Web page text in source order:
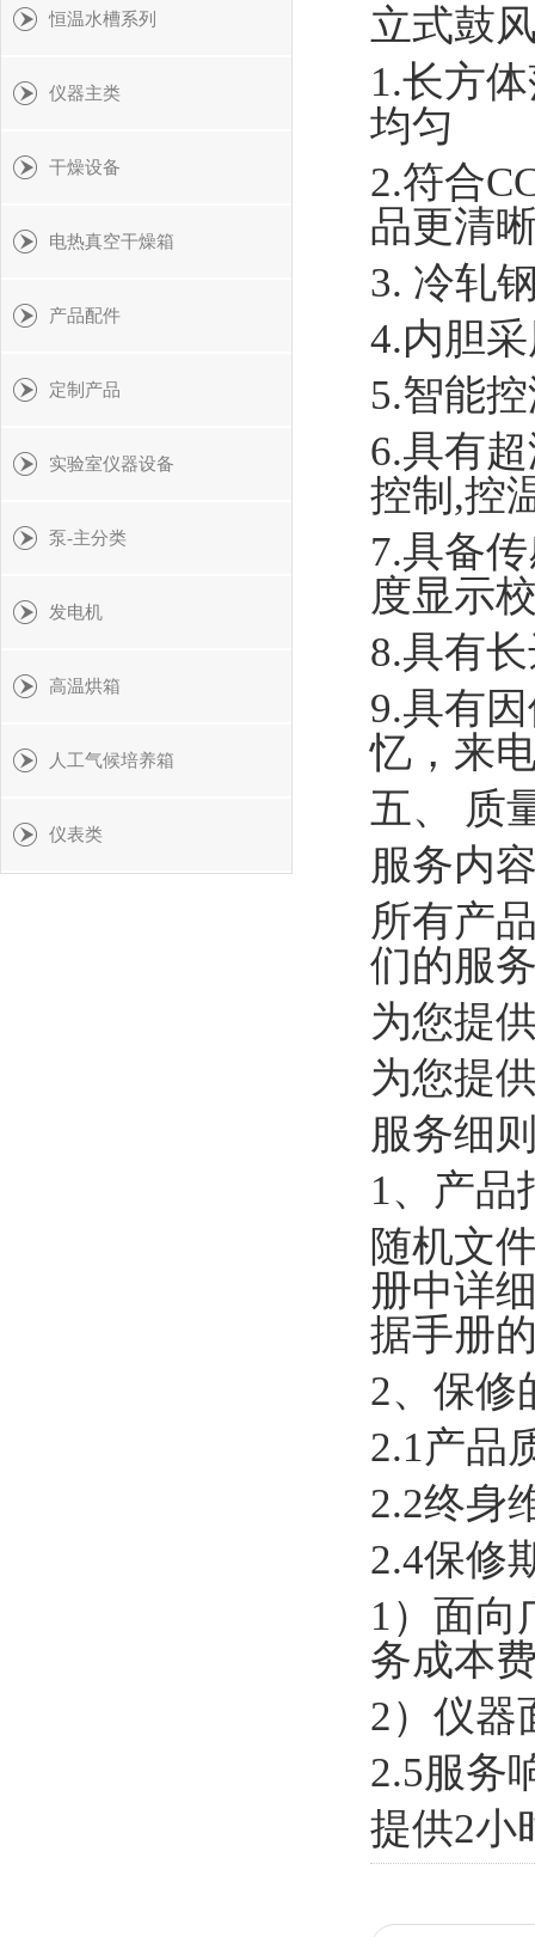
立式鼓
1.长方
均匀
2.符合
品更清
3. 冷轧
4.内胆
5.智能
6.具有
控制,控
7.具备
度显示
8.具有
9.具有
忆，来
五、 质
服务内
所有产
们的服
为您提
为您提
服务细
1、产品
随机文
册中详
据手册
2、保修
2.1产品
2.2终身
2.4保修
1）面向
务成本
2）仪器
2.5服务
提供2小
恒温水槽系列
仪器主类
干燥设备
电热真空干燥箱
产品配件
定制产品
实验室仪器设备
泵-主分类
发电机
高温烘箱
人工气候培养箱
仪表类